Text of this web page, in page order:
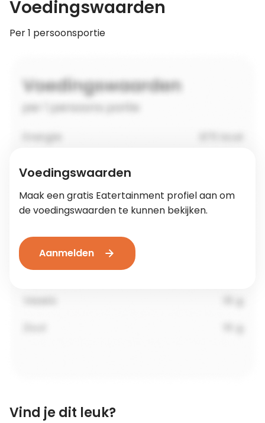
Voedingswaarden
Per 1 persoonsportie
Voedingswaarden
Maak een gratis Eatertainment profiel aan om
de voedingswaarden te kunnen bekijken.
Aanmelden
Vind je dit leuk?